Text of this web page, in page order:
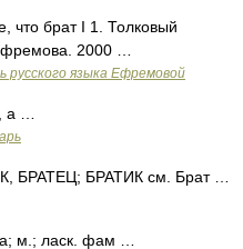
что брат I 1. Толковый
2000 …
русского языка Ефремовой
а …
БРАТЕЦ; БРАТИК см. Брат …
м.; ласк. фам …